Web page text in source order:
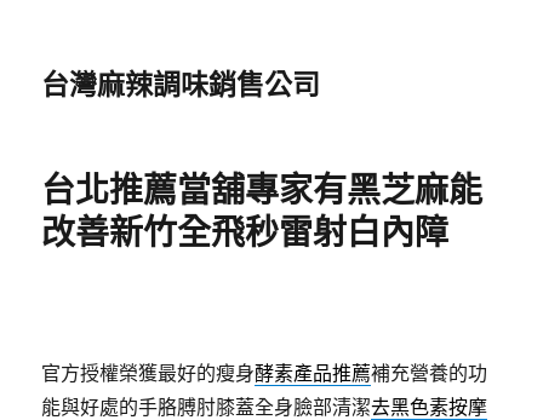
台灣麻辣調味銷售公司
台北推薦當舖專家有黑芝麻能
改善新竹全飛秒雷射白內障
官方授權榮獲最好的瘦身酵素產品推薦補充營養的功
能與好處的手胳膊肘膝蓋全身臉部清潔去黑色素按摩